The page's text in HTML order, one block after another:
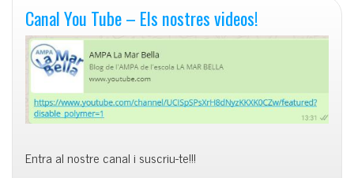
Canal You Tube – Els nostres videos!
Entra al nostre canal i suscriu-te!!!